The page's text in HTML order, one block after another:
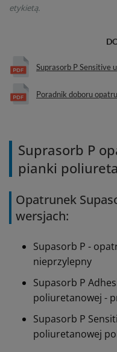
etykietą.
Suprasorb P Sensitive
Poradnik doboru
Suprasorb P
pianki
Opatrunek
wersjach:
Supasorb P -
nieprzylepny
Supasorb P
poliuretanowej -
Supasorb P
poliuretanowej